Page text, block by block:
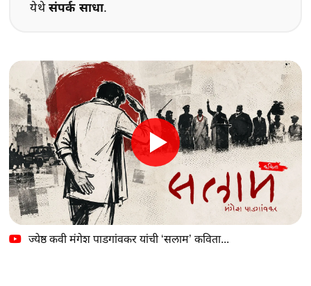
येथेसंपर्क साधा.
ज्येष्ठ कवी मंगेश पाडगांवकर यांची ‘सलाम’ कविता...